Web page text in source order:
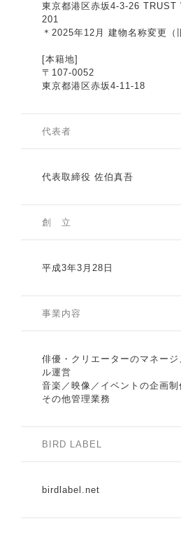
東京都港区赤坂4-3-26
201
＊2025年12月 建物名称変更（
[本籍地]
〒107-0052
東京都港区赤坂4-11-18
代表者
代表取締役 佐伯真吾
創 立
平成3年3月28日
事業内容
俳優・クリエーターのマネー
ル運営
音楽／映像／イベントの企画
その他管理業務
BIRD LABEL
birdlabel.net